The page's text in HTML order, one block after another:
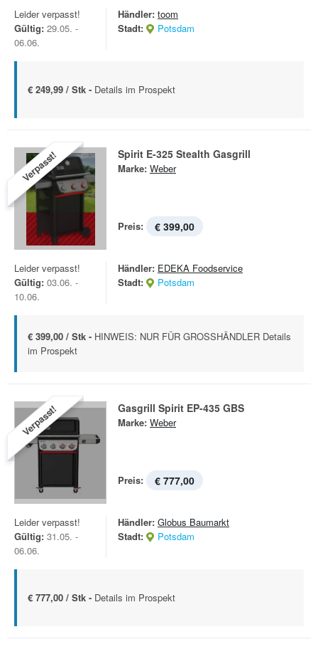
Leider verpasst!
Gültig: 29.05. -
06.06.
Händler: toom
Stadt:
Potsdam
€ 249,99 / Stk - Details im Prospekt
Verpasst! Spirit E-325 Stealth Gasgrill
Marke: Weber
Preis: € 399,00
Leider verpasst!
Gültig: 03.06. -
10.06.
Händler: EDEKA Foodservice
Stadt:
Potsdam
€ 399,00 / Stk - HINWEIS: NUR FÜR GROSSHÄNDLER Details
im Prospekt
Verpasst! Gasgrill Spirit EP-435 GBS
Marke: Weber
Preis: € 777,00
Leider verpasst!
Gültig: 31.05. -
06.06.
Händler: Globus Baumarkt
Stadt:
Potsdam
€ 777,00 / Stk - Details im Prospekt